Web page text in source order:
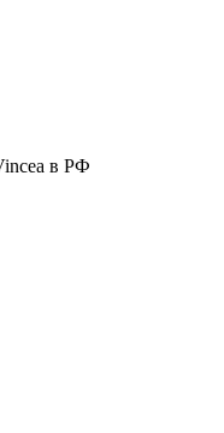
в РФ